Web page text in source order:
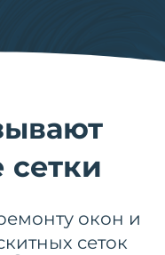
окон и
сеток